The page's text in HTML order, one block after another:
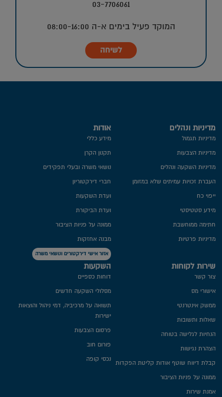
03-7706061
המוקד פעיל בימים א-ה 08:00-16:00
לשיחה
אודות
מידע כללי
תקנון הקרן
נושאי משרה ובעלי תפקידים
חברי דירקטוריון
ועדת השקעות
ועדת הביקורת
ממונה על פניות הציבור
מבנה אחזקות
אזור אישי דירקטורים ונושאי משרה
מדיניות ונהלים
מדיניות תגמול
מדיניות הצבעות
מדיניות השקעה ונהלים
העברת זכויות עמיתים שלא במזומן
ייפוי כח
מידע סטטיסטי
חתימה ממוחשבת
מדיניות פרטיות​
השקעות
דוחות כספיים
מסלולי השקעה חדשים
תשואה על מרכיביה, דמי ניהול והוצאות
ישירות
פרסום הצבעות
פורום חוב
נכסי קופה
שירות לקוחות
צור קשר
אישורי מס
ממשק אינטרנטי
שאלות ותשובות
הנחיות לגלישה בטוחה
הצהרת נגישות
קבלת דיווח שוטף אודות קליטת הפקדות
ממונה על פניות הציבור
אמנת שירות